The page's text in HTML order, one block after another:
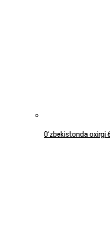
O‘zbekistonda